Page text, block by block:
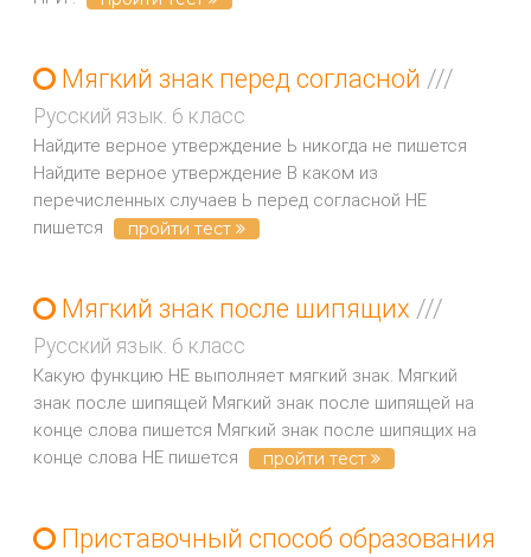
Мягкий знак перед согласной ///
Русский язык. 6 класс
Найдите верное утверждение Ь никогда не пишется
Найдите верное утверждение В каком из
перечисленных случаев Ь перед согласной НЕ
пишется
пройти тест
Мягкий знак после шипящих ///
Русский язык. 6 класс
Какую функцию НЕ выполняет мягкий знак. Мягкий
знак после шипящей Мягкий знак после шипящей на
конце слова пишется Мягкий знак после шипящих на
конце слова НЕ пишется
пройти тест
Приставочный способ образования